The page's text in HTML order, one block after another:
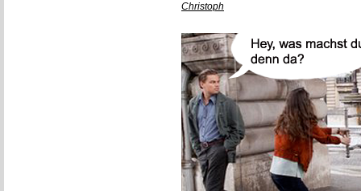
Christoph